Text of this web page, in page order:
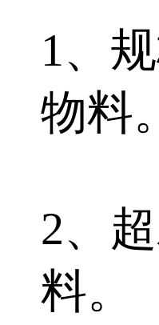
1、
物料。
2、
料。